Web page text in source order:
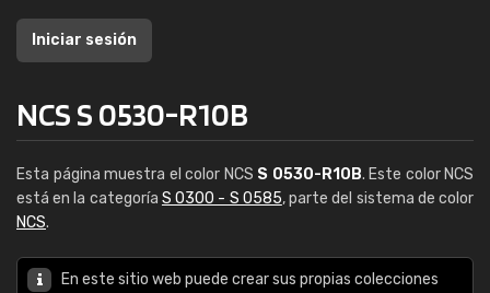
Iniciar sesión
NCS S 0530-R10B
Esta página muestra el color NCS S 0530-R10B. Este color NCS
está en la categoría S 0300 - S 0585, parte del sistema de color
NCS.
En este sitio web puede crear sus propias colecciones